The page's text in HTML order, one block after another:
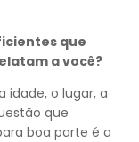
que
a você?
idade, o lugar, a
que
boa parte é a